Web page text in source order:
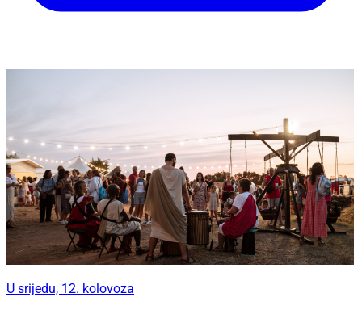
U srijedu, 12. kolovoza